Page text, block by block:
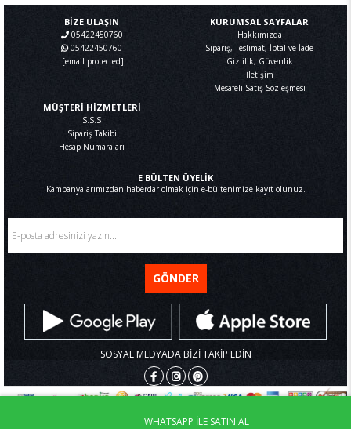
BİZE ULAŞIN
05422450760
05422450760
[email protected]
KURUMSAL SAYFALAR
Hakkımızda
Sipariş, Teslimat, İptal ve İade
Gizlilik, Güvenlik
İletişim
Mesafeli Satış Sözleşmesi
MÜŞTERİ HİZMETLERİ
S.S.S
Sipariş Takibi
Hesap Numaraları
E BÜLTEN ÜYELİK
Kampanyalarımızdan haberdar olmak için e-bültenimize kayıt olunuz.
GÖNDER
SOSYAL MEDYADA BİZİ TAKİP EDİN
WHATSAPP İLE SATIN AL